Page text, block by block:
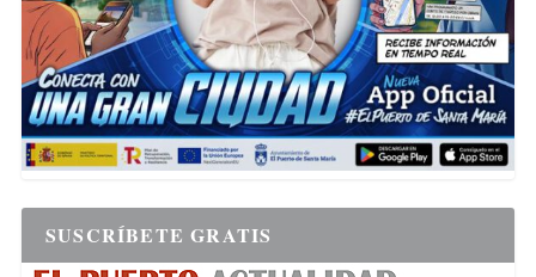
SUSCRÍBETE GRATIS